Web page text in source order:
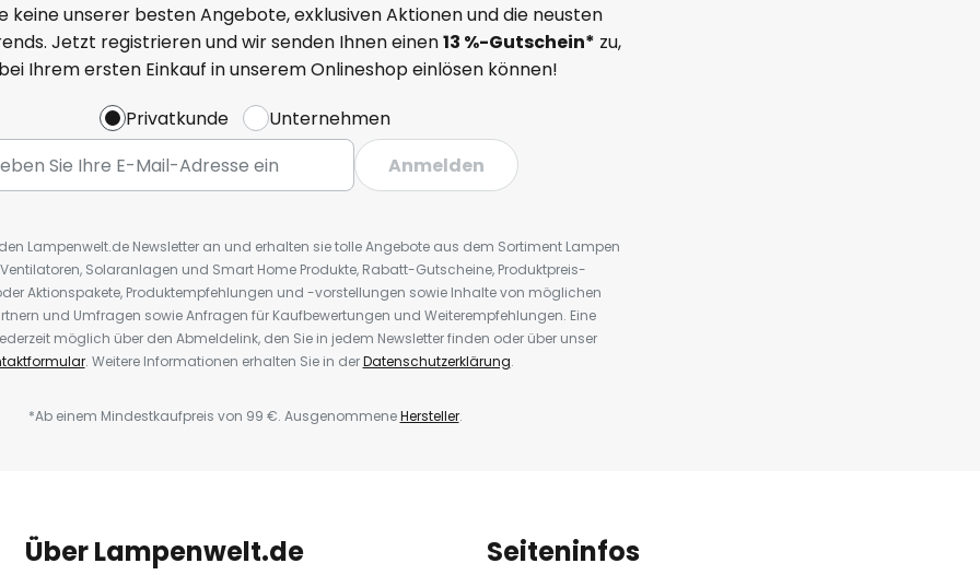
keine unserer besten Angebote, exklusiven Aktionen und die neusten
Jetzt registrieren und wir senden Ihnen einen13 %-Gutschein* zu,
Ihrem ersten Einkauf in unserem Onlineshop einlösen können!
Privatkunde
Unternehmen
Anmelden
Lampenwelt.de Newsletter an und erhalten sie tolle Angebote aus dem Sortiment Lampen
Solaranlagen und Smart Home Produkte, Rabatt-Gutscheine, Produktpreis-
Aktionspakete, Produktempfehlungen und -vorstellungen sowie Inhalte von möglichen
und Umfragen sowie Anfragen für Kaufbewertungen und Weiterempfehlungen. Eine
möglich über den Abmeldelink, den Sie in jedem Newsletter finden oder über unser
. Weitere Informationen erhalten Sie in derDatenschutzerklärung.
*Ab einem Mindestkaufpreis von 99 €. AusgenommeneHersteller.
Über Lampenwelt.de Seiteninfos